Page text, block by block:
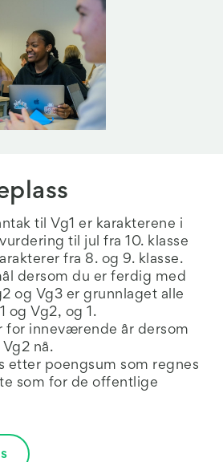
til Vg1 er karakterene i
til jul fra 10. klasse
fra 8. og 9. klasse.
dersom du er ferdig med
og Vg3 er grunnlaget alle
og Vg2, og 1.
for inneværende år dersom
nå.
etter poengsum som regnes
som for de offentlige